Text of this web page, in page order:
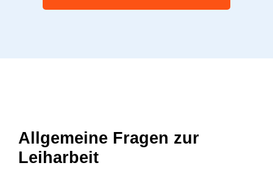
Allgemeine Fragen zur
Leiharbeit